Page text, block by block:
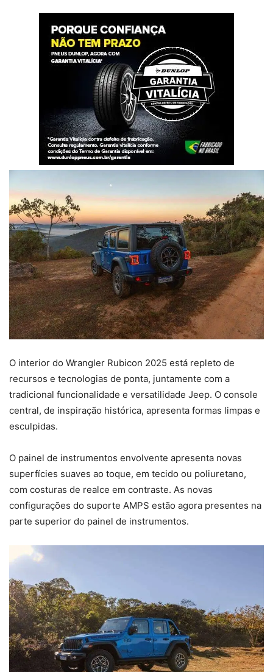
O interior do Wrangler Rubicon 2025 está repleto de
recursos e tecnologias de ponta, juntamente com a
tradicional funcionalidade e versatilidade Jeep. O console
central, de inspiração histórica, apresenta formas limpas e
esculpidas.
O painel de instrumentos envolvente apresenta novas
superfícies suaves ao toque, em tecido ou poliuretano,
com costuras de realce em contraste. As novas
configurações do suporte AMPS estão agora presentes na
parte superior do painel de instrumentos.